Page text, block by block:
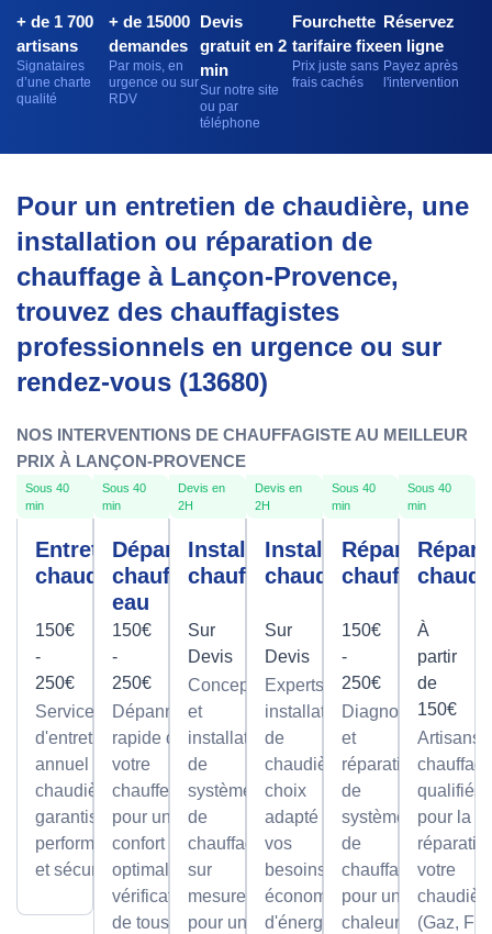
+ de 1 700
artisans
Signataires
d’une charte
qualité
+ de 15000
demandes
Par mois, en
urgence ou sur
RDV
Devis
gratuit en 2
min
Sur notre site
ou par
téléphone
Fourchette
tarifaire fixe
Prix juste sans
frais cachés
Réservez
en ligne
Payez après
l'intervention
Pour un entretien de chaudière, une
installation ou réparation de
chauffage à Lançon-Provence,
trouvez des chauffagistes
professionnels en urgence ou sur
rendez-vous (13680)
NOS INTERVENTIONS DE CHAUFFAGISTE AU MEILLEUR
PRIX À LANÇON-PROVENCE
Sous 40
min
Entretien
chaudière
150€
-
250€
Service
d'entretien
annuel pour
chaudières,
garantissant
performance
et sécurité.
Sous 40
min
Dépannage
chauffe-
eau
150€
-
250€
Dépannage
rapide de
votre
chauffe-eau
pour un
confort
optimal avec
vérification
de tous les
Devis en
2H
Installation
chauffage
Sur
Devis
Conception
et
installation
de
systèmes
de
chauffage
sur
mesure,
pour une
Devis en
2H
Installation
chaudière
Sur
Devis
Experts en
installation
de
chaudières,
choix
adapté à
vos
besoins et
économies
d'énergie.
Sous 40
min
Réparation
chauffage
150€
-
250€
Diagnostic
et
réparation
de
systèmes
de
chauffage
pour une
chaleur
Sous 40
min
À
partir
de
150€
Artisans
qualifiés
pour la
votre
(Gaz,